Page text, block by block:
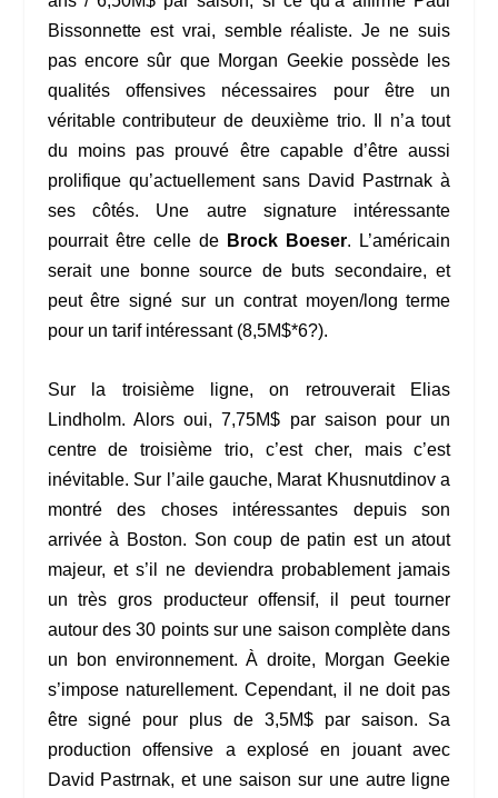
Bissonnette est vrai, semble réaliste. Je ne suis
pas encore sûr que Morgan Geekie possède les
qualités offensives nécessaires pour être un
véritable contributeur de deuxième trio. Il n’a tout
du moins pas prouvé être capable d’être aussi
prolifique qu’actuellement sans David Pastrnak à
ses côtés. Une autre signature intéressante
pourrait être celle de Brock Boeser. L’américain
serait une bonne source de buts secondaire, et
peut être signé sur un contrat moyen/long terme
pour un tarif intéressant (8,5M$*6?).
Sur la troisième ligne, on retrouverait Elias
Lindholm. Alors oui, 7,75M$ par saison pour un
centre de troisième trio, c’est cher, mais c’est
inévitable. Sur l’aile gauche, Marat Khusnutdinov a
montré des choses intéressantes depuis son
arrivée à Boston. Son coup de patin est un atout
majeur, et s’il ne deviendra probablement jamais
un très gros producteur offensif, il peut tourner
autour des 30 points sur une saison complète dans
un bon environnement. À droite, Morgan Geekie
s’impose naturellement. Cependant, il ne doit pas
être signé pour plus de 3,5M$ par saison. Sa
production offensive a explosé en jouant avec
David Pastrnak, et une saison sur une autre ligne